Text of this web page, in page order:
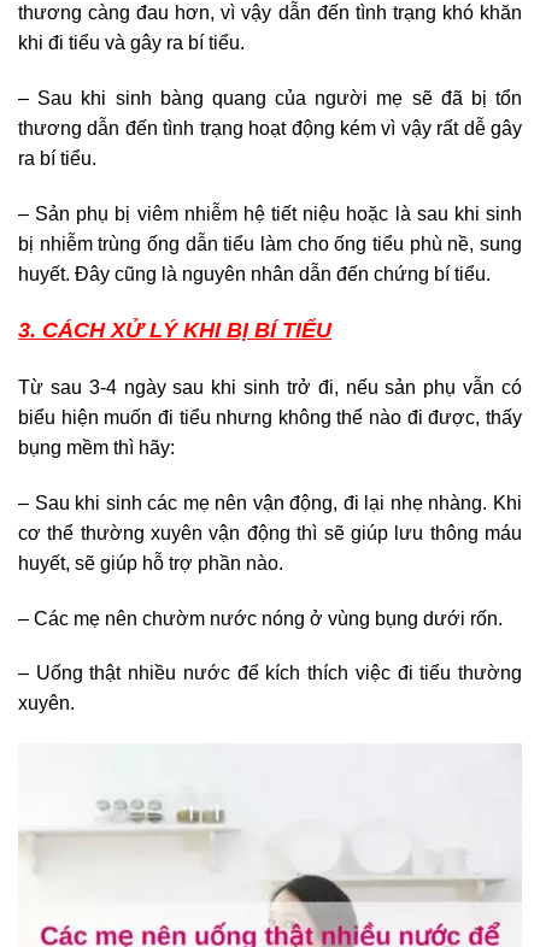
thương càng đau hơn, vì vậy dẫn đến tình trạng khó khăn
khi đi tiểu và gây ra bí tiểu.
– Sau khi sinh bàng quang của người mẹ sẽ đã bị tổn
thương dẫn đến tình trạng hoạt động kém vì vậy rất dễ gây
ra bí tiểu.
– Sản phụ bị viêm nhiễm hệ tiết niệu hoặc là sau khi sinh
bị nhiễm trùng ống dẫn tiểu làm cho ống tiểu phù nề, sung
huyết. Đây cũng là nguyên nhân dẫn đến chứng bí tiểu.
3. CÁCH XỬ LÝ KHI BỊ BÍ TIỂU
Từ sau 3-4 ngày sau khi sinh trở đi, nếu sản phụ vẫn có
biểu hiện muốn đi tiểu nhưng không thể nào đi được, thấy
bụng mềm thì hãy:
– Sau khi sinh các mẹ nên vận động, đi lại nhẹ nhàng. Khi
cơ thể thường xuyên vận động thì sẽ giúp lưu thông máu
huyết, sẽ giúp hỗ trợ phần nào.
– Các mẹ nên chườm nước nóng ở vùng bụng dưới rốn.
– Uống thật nhiều nước để kích thích việc đi tiểu thường
xuyên.